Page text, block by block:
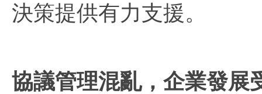
決策提供有力支援。
協議管理混亂，企業發展